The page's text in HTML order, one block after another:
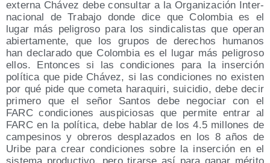
exter­na Chá­vez debe con­sul­tar a la Orga­ni­za­ción Inter­
na­cio­nal de Tra­ba­jo don­de dice que Colom­bia es el
lugar más peli­gro­so para los sin­di­ca­lis­tas que ope­ran
abier­ta­men­te, que los gru­pos de dere­chos huma­nos
han decla­ra­do que Colom­bia es el lugar más peli­gro­so
ellos. Enton­ces si las con­di­cio­nes para la inser­ción
polí­ti­ca que pide Chá­vez, si las con­di­cio­nes no exis­ten
por qué pide que come­ta hara­qui­ri, sui­ci­dio, debe decir
pri­me­ro que el señor San­tos debe nego­ciar con el
FARC con­di­cio­nes aus­pi­cio­sas que per­mi­te entrar al
FARC en la polí­ti­ca, debe hablar de los 4.5 millo­nes de
cam­pe­si­nos y obre­ros des­pla­za­dos en los 8 años de
Uri­be para crear con­di­cio­nes sobre la inser­ción en el